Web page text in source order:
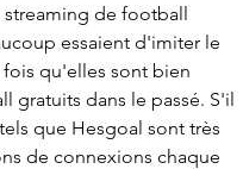
de football
essaient d'imiter le
qu'elles sont bien
gratuits dans le passé. S'il
que Hesgoal sont très
de connexions chaque